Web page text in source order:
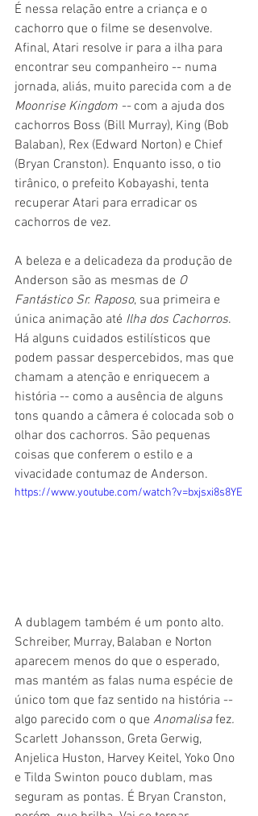
É nessa relação entre a criança e o
cachorro que o filme se desenvolve.
Afinal, Atari resolve ir para a ilha para
encontrar seu companheiro -- numa
jornada, aliás, muito parecida com a de
Moonrise Kingdom -- com a ajuda dos
cachorros Boss (Bill Murray), King (Bob
Balaban), Rex (Edward Norton) e Chief
(Bryan Cranston). Enquanto isso, o tio
tirânico, o prefeito Kobayashi, tenta
recuperar Atari para erradicar os
cachorros de vez.
A beleza e a delicadeza da produção de
Anderson são as mesmas de O
Fantástico Sr. Raposo, sua primeira e
única animação até Ilha dos Cachorros.
Há alguns cuidados estilísticos que
podem passar despercebidos, mas que
chamam a atenção e enriquecem a
história -- como a ausência de alguns
tons quando a câmera é colocada sob o
olhar dos cachorros. São pequenas
coisas que conferem o estilo e a
vivacidade contumaz de Anderson.
https://www.youtube.com/watch?v=bxjsxi8s8YE
A dublagem também é um ponto alto.
Schreiber, Murray, Balaban e Norton
aparecem menos do que o esperado,
mas mantém as falas numa espécie de
único tom que faz sentido na história --
algo parecido com o que Anomalisa fez.
Scarlett Johansson, Greta Gerwig,
Anjelica Huston, Harvey Keitel, Yoko Ono
e Tilda Swinton pouco dublam, mas
seguram as pontas. É Bryan Cranston,